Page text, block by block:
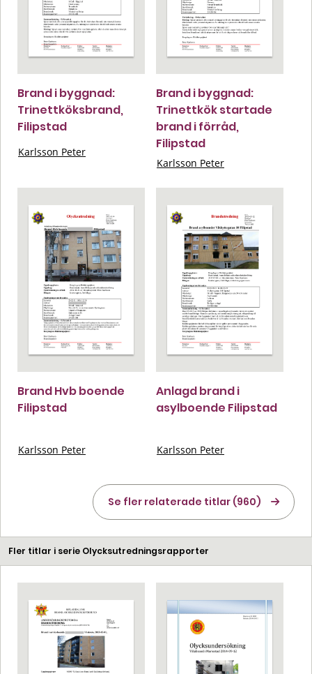
Brand i byggnad:
Trinettköksbrand,
Filipstad
Karlsson Peter
Brand i byggnad:
Trinettkök startade
brand i förråd,
Filipstad
Karlsson Peter
Brand Hvb boende
Filipstad
Karlsson Peter
Anlagd brand i
asylboende Filipstad
Karlsson Peter
Se fler relaterade titlar (960)
Fler titlar i serie Olycksutredningsrapporter